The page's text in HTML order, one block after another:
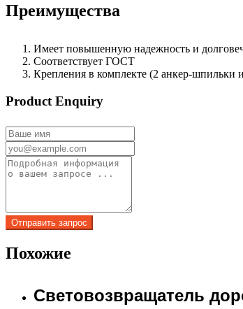
Преимущества
Имеет повышенную надежность и
Соответствует ГОСТ
Крепления в комплекте (2 анкер-шпильки
Product Enquiry
Похожие
Световозвращатель